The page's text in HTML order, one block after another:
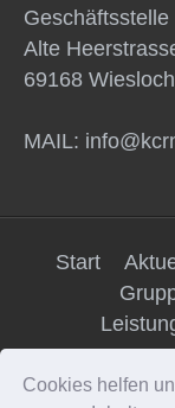
Cookies helfen
Geschäftsstelle
Alte
69168 Wiesloch
MAIL:
Start